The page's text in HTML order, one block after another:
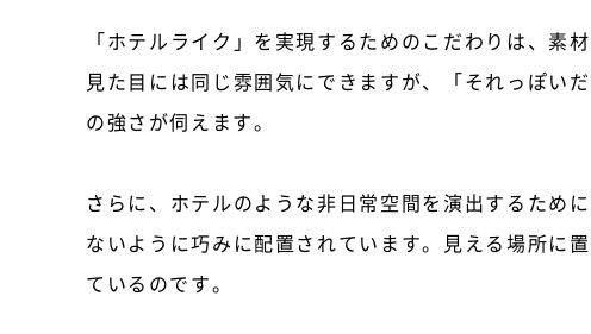
「ホテルライク」を実現するためのこだわりは、
見た目には同じ雰囲気にできますが、「それっぽい
の強さが伺えます。
さらに、ホテルのような非日常空間を演出するため
ないように巧みに配置されています。見える場所に
ているのです。